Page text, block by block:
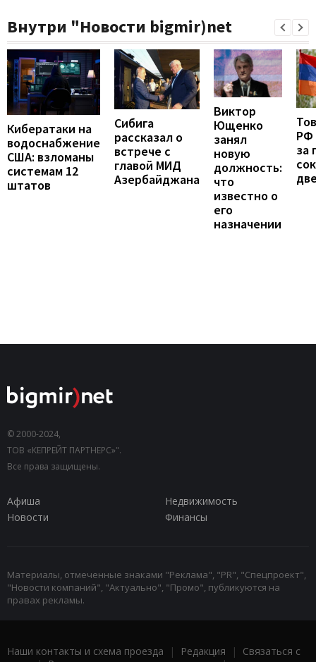
Внутри "Новости bigmir)net
Кибератаки на
водоснабжение
США: взломаны
системам 12
штатов
Сибига
рассказал о
встрече с
главой МИД
Азербайджана
Виктор
Ющенко
занял
новую
должность:
что
известно о
его
назначении
РФ
за
© 2000-2024,
ТОВ «КЕПРЕЙТ ПАРТНЕРС»".
Все права защищены.
Афиша
Недвижимость
Новости
Финансы
Материалы, отмеченные знаками "Реклама", "PR", "Спецпроект",
"Новости компаний", "Актуально", "Промо", публикуются на
правах рекламы.
Наши контакты и схема проезда | Редакция | Связаться с